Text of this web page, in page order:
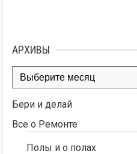
АРХИВЫ
Архивы
Бери и делай
Все о Ремонте
Полы и о полах